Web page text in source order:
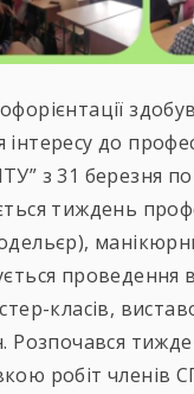
до
з 31 березня по
тиждень
проведення
класів,
Розпочався
робіт членів